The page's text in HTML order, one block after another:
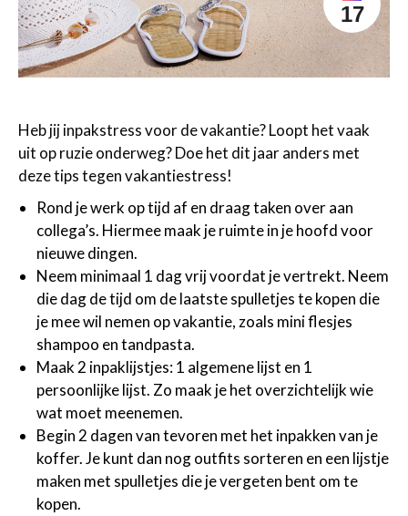
17
Heb jij inpakstress voor de vakantie? Loopt het vaak
uit op ruzie onderweg? Doe het dit jaar anders met
deze tips tegen vakantiestress!
Rond je werk op tijd af en draag taken over aan
collega’s. Hiermee maak je ruimte in je hoofd voor
nieuwe dingen.
Neem minimaal 1 dag vrij voordat je vertrekt. Neem
die dag de tijd om de laatste spulletjes te kopen die
je mee wil nemen op vakantie, zoals mini flesjes
shampoo en tandpasta.
Maak 2 inpaklijstjes: 1 algemene lijst en 1
persoonlijke lijst. Zo maak je het overzichtelijk wie
wat moet meenemen.
Begin 2 dagen van tevoren met het inpakken van je
koffer. Je kunt dan nog outfits sorteren en een lijstje
maken met spulletjes die je vergeten bent om te
kopen.